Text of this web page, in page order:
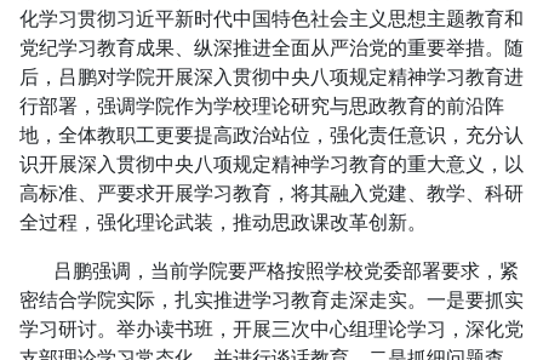
化学习贯彻习近平新时代中国特色社会主义思想主题教育和
党纪学习教育成果、纵深推进全面从严治党的重要举措。随
后，吕鹏对学院开展深入贯彻中央八项规定精神学习教育进
行部署，强调学院作为学校理论研究与思政教育的前沿阵
地，全体教职工更要提高政治站位，强化责任意识，充分认
识开展深入贯彻中央八项规定精神学习教育的重大意义，以
高标准、严要求开展学习教育，将其融入党建、教学、科研
全过程，强化理论武装，推动思政课改革创新。
吕鹏强调，当前学院要严格按照学校党委部署要求，紧
密结合学院实际，扎实推进学习教育走深走实。一是要抓实
学习研讨。举办读书班，开展三次中心组理论学习，深化党